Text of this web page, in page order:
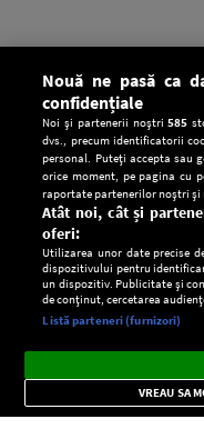
Setări:
Dark
Mode
Radio live,
importante.
Nouă ne pasă ca
confidențiale
Noi și partenerii noștri585
dvs., precum identificatorii
personal. Puteți accepta sau
orice moment, pe pagina cu
raportate partenerilor noștri și
Atât noi, cât și
oferi:
Utilizarea unor date precise
dispozitivului pentru
un dispozitiv. Publicitate și
de conținut, cercetarea
Listă parteneri (furnizori)
VREAU SA